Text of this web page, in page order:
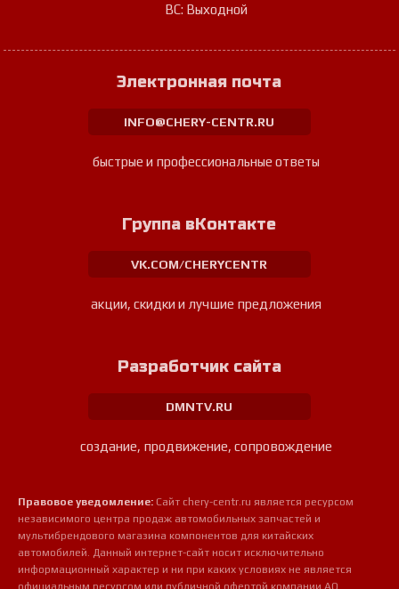
ВС: Выходной
Электронная почта
INFO@CHERY-CENTR.RU
быстрые и профессиональные ответы
Группа вКонтакте
VK.COM/CHERYCENTR
акции, скидки и лучшие предложения
Разработчик сайта
DMNTV.RU
создание, продвижение, сопровождение
Правовое уведомление: Сайт chery-centr.ru является ресурсом
независимого центра продаж автомобильных запчастей и
мультибрендового магазина компонентов для китайских
автомобилей. Данный интернет-сайт носит исключительно
информационный характер и ни при каких условиях не является
официальным ресурсом или публичной офертой компании АО